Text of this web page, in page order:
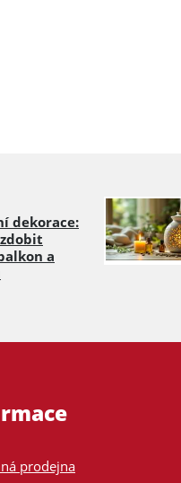
dekorace:
a
prodejna